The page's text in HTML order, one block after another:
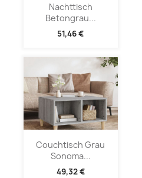
Nachttisch
Betongrau...
51,46 €
Couchtisch Grau
Sonoma...
49,32 €